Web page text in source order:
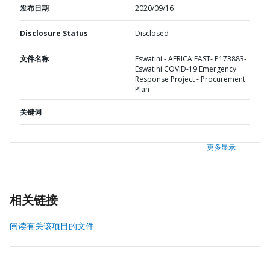
发布日期 2020/09/16
Disclosure Status Disclosed
文件名称
Eswatini - AFRICA EAST- P173883-
Eswatini COVID-19 Emergency
Response Project - Procurement
Plan
关键词
更多显示
相关链接
阅读有关该项目的文件